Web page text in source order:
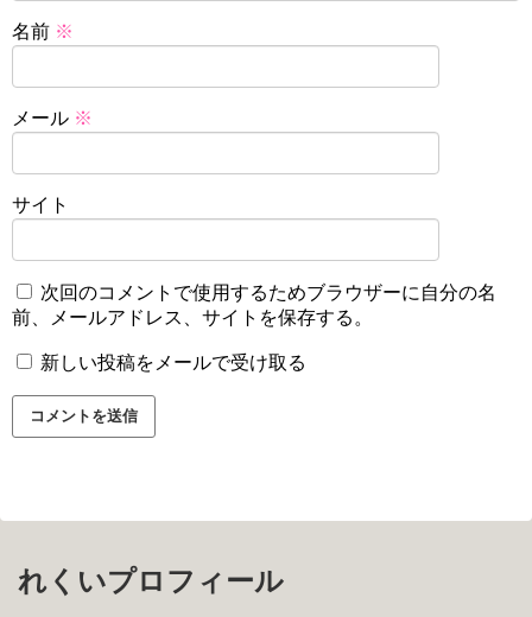
名前 ※
メール ※
サイト
次回のコメントで使用するためブラウザーに自分の名
前、メールアドレス、サイトを保存する。
新しい投稿をメールで受け取る
れくいプロフィール